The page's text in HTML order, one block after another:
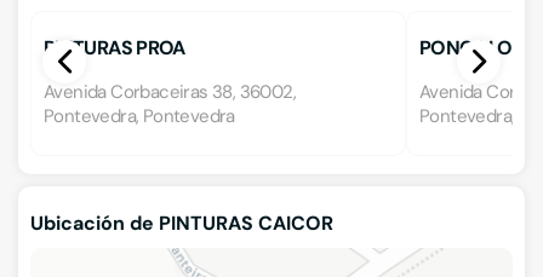
PINTURAS PROA
Avenida Corbaceiras 38, 36002,
Pontevedra, Pontevedra
PONCOLOR
Avenida
Pontevedra,
Ubicación de PINTURAS CAICOR